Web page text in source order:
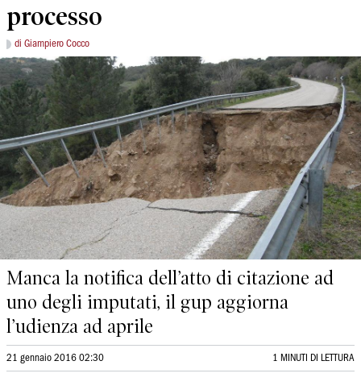
processo
di Giampiero Cocco
Manca la notifica dell’atto di citazione ad
uno degli imputati, il gup aggiorna
l’udienza ad aprile
21 gennaio 2016 02:30 1 MINUTI DI LETTURA